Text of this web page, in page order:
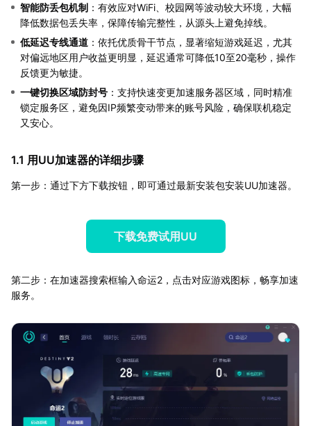
智能防丢包机制 ：有效应对WiFi、校园网等波动较大环境，大幅
降低数据包丢失率，保障传输完整性，从源头上避免掉线。
低延迟专线通道 ：依托优质骨干节点，显著缩短游戏延迟，尤其
对偏远地区用户收益更明显，延迟通常可降低10至20毫秒，操作
反馈更为敏捷。
一键切换区域防封号 ：支持快速变更加速服务器区域，同时精准
锁定服务区，避免因IP频繁变动带来的账号风险，确保联机稳定
又安心。
1.1 用UU加速器的详细步骤
第一步：通过下方下载按钮，即可通过最新安装包安装UU加速器。
下载免费试用UU
第二步：在加速器搜索框输入命运2，点击对应游戏图标，畅享加速
服务。